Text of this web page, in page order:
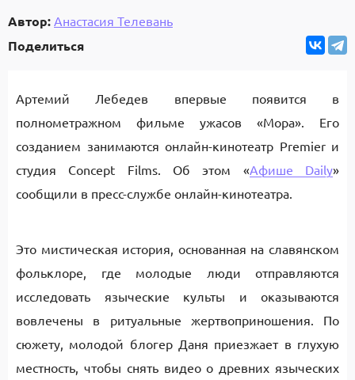
Автор: Анастасия Телевань
Поделиться
Артемий Лебедев впервые появится в
полнометражном фильме ужасов «Мора». Его
созданием занимаются онлайн-кинотеатр Premier и
студия Concept Films. Об этом «Афише Daily»
сообщили в пресс-службе онлайн-кинотеатра.
Это мистическая история, основанная на славянском
фольклоре, где молодые люди отправляются
исследовать языческие культы и оказываются
вовлечены в ритуальные жертвоприношения. По
сюжету, молодой блогер Даня приезжает в глухую
местность, чтобы снять видео о древних языческих